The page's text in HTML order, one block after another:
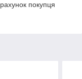
покупця